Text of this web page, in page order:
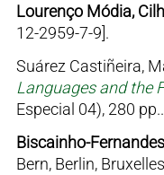
Lourenço Módia,
12-2959-7-9].
Suárez Castiñeira,
Languages and the
Especial 04), 280 pp..
Biscainho-
Bern, Berlin,